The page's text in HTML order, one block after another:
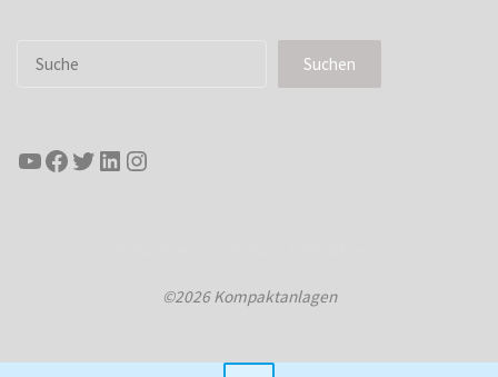
Suchen Suchen
YouTube
Facebook
Twitter
LinkedIn
Instagram
©2026 Kompaktanlagen